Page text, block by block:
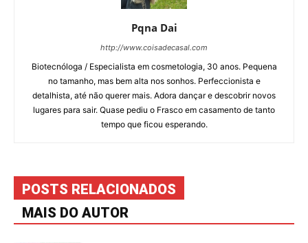
Pqna Dai
http://www.coisadecasal.com
Biotecnóloga / Especialista em cosmetologia, 30 anos. Pequena
no tamanho, mas bem alta nos sonhos. Perfeccionista e
detalhista, até não querer mais. Adora dançar e descobrir novos
lugares para sair. Quase pediu o Frasco em casamento de tanto
tempo que ficou esperando.
POSTS RELACIONADOS
MAIS DO AUTOR